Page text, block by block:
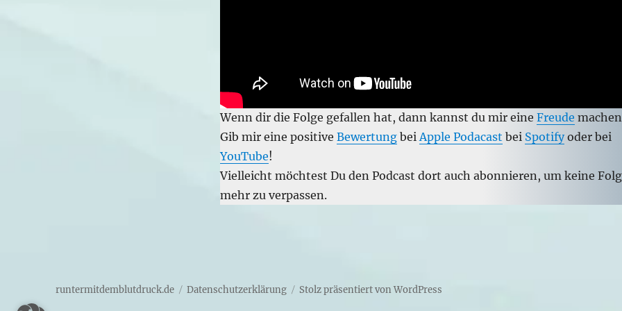
Wenn dir die Folge gefallen hat, dann kannst du mir eine Freude
Gib mir eine positive BewertungbeiApple Podacast bei Spotifyoder bei
YouTube!
Vielleicht möchtest Du den Podcast dort auch abonnieren, um keine
mehr zu verpassen.
runtermitdemblutdruck.de Datenschutzerklärung Stolz präsentiert von WordPress